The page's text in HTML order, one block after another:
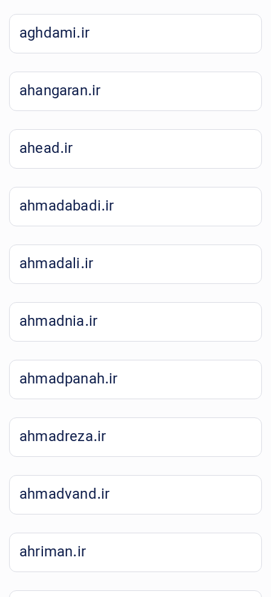
aghdami.ir
ahangaran.ir
ahead.ir
ahmadabadi.ir
ahmadali.ir
ahmadnia.ir
ahmadpanah.ir
ahmadreza.ir
ahmadvand.ir
ahriman.ir